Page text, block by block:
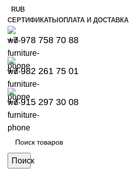
RUB
СЕРТИФИКАТЫОПЛАТА И ДОСТАВКА
+7 978 758 70 88
+7 982 261 75 01
+7 915 297 30 08
Поиск